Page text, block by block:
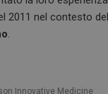
2011 nel contesto
.
Innovative Medicine